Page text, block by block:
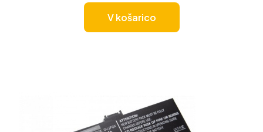
V košarico